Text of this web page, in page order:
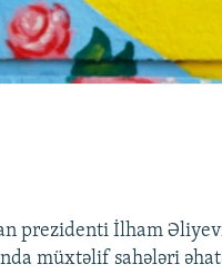
prezidenti İlham
müxtəlif sahələri